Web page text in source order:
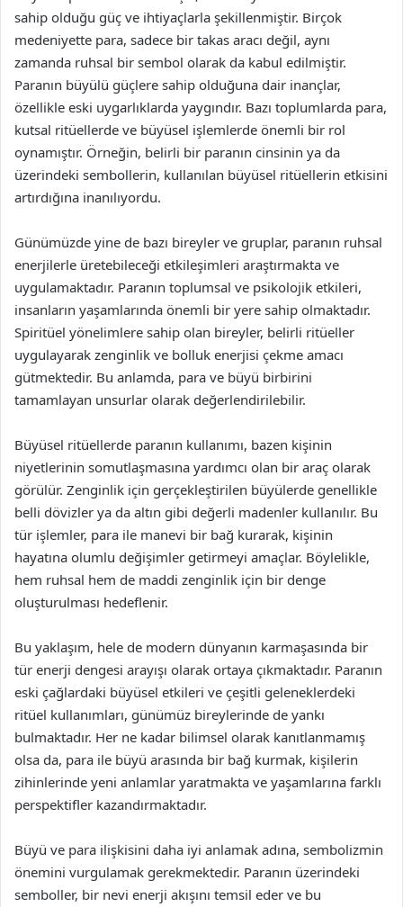
sahip olduğu güç ve ihtiyaçlarla şekillenmiştir. Birçok
medeniyette para, sadece bir takas aracı değil, aynı
zamanda ruhsal bir sembol olarak da kabul edilmiştir.
Paranın büyülü güçlere sahip olduğuna dair inançlar,
özellikle eski uygarlıklarda yaygındır. Bazı toplumlarda para,
kutsal ritüellerde ve büyüsel işlemlerde önemli bir rol
oynamıştır. Örneğin, belirli bir paranın cinsinin ya da
üzerindeki sembollerin, kullanılan büyüsel ritüellerin etkisini
artırdığına inanılıyordu.
Günümüzde yine de bazı bireyler ve gruplar, paranın ruhsal
enerjilerle üretebileceği etkileşimleri araştırmakta ve
uygulamaktadır. Paranın toplumsal ve psikolojik etkileri,
insanların yaşamlarında önemli bir yere sahip olmaktadır.
Spiritüel yönelimlere sahip olan bireyler, belirli ritüeller
uygulayarak zenginlik ve bolluk enerjisi çekme amacı
gütmektedir. Bu anlamda, para ve büyü birbirini
tamamlayan unsurlar olarak değerlendirilebilir.
Büyüsel ritüellerde paranın kullanımı, bazen kişinin
niyetlerinin somutlaşmasına yardımcı olan bir araç olarak
görülür. Zenginlik için gerçekleştirilen büyülerde genellikle
belli dövizler ya da altın gibi değerli madenler kullanılır. Bu
tür işlemler, para ile manevi bir bağ kurarak, kişinin
hayatına olumlu değişimler getirmeyi amaçlar. Böylelikle,
hem ruhsal hem de maddi zenginlik için bir denge
oluşturulması hedeflenir.
Bu yaklaşım, hele de modern dünyanın karmaşasında bir
tür enerji dengesi arayışı olarak ortaya çıkmaktadır. Paranın
eski çağlardaki büyüsel etkileri ve çeşitli geleneklerdeki
ritüel kullanımları, günümüz bireylerinde de yankı
bulmaktadır. Her ne kadar bilimsel olarak kanıtlanmamış
olsa da, para ile büyü arasında bir bağ kurmak, kişilerin
zihinlerinde yeni anlamlar yaratmakta ve yaşamlarına farklı
perspektifler kazandırmaktadır.
Büyü ve para ilişkisini daha iyi anlamak adına, sembolizmin
önemini vurgulamak gerekmektedir. Paranın üzerindeki
semboller, bir nevi enerji akışını temsil eder ve bu